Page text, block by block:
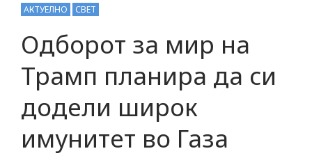
АКТУЕЛНО СВЕТ
Одборот за мир на
Трамп планира да си
додели широк
имунитет во Газа